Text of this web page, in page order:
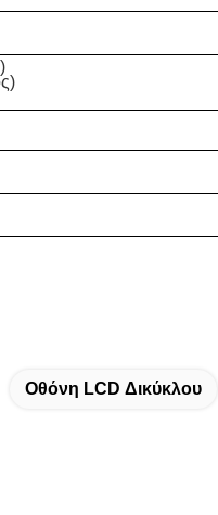
Οθόνη LCD Δικύκλου